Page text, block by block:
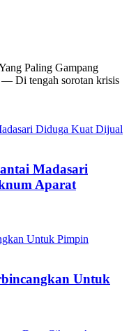
Paling Gampang
Di tengah sorotan krisis
Madasari
Aparat
Untuk